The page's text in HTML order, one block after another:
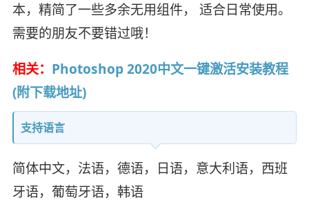
本，精简了一些多余无用组件， 适合日常使用。
需要的朋友不要错过哦！
相关： Photoshop 2020中文一键激活安装教程
(附下载地址)
支持语言
简体中文，法语，德语，日语，意大利语，西班
牙语，葡萄牙语，韩语